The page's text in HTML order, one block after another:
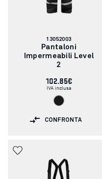
Codice
articolo:
13052003
Pantaloni
Impermeabili Level
2
102.85€
IVA inclusa
CONFRONTA